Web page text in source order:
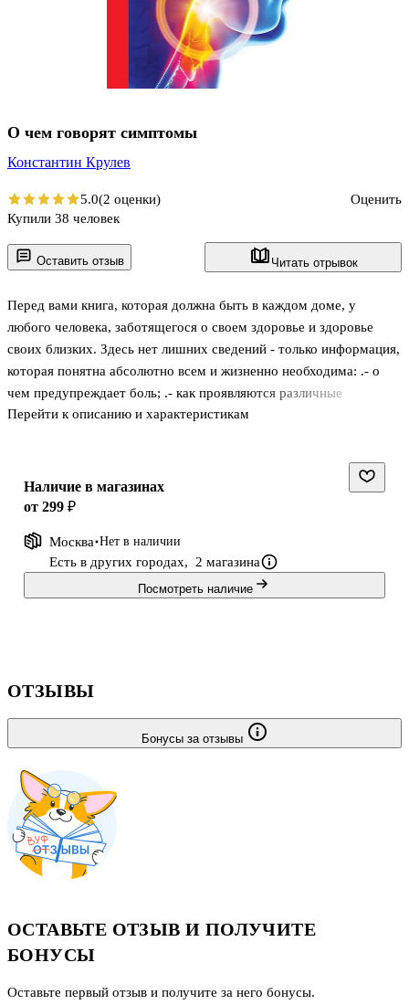
Оставить отзыв Читать отрывок
Перед вами книга, которая должна быть в каждом доме, у
любого человека, заботящегося о своем здоровье и здоровье
своих близких. Здесь нет лишних сведений - только информация,
которая понятна абсолютно всем и жизненно необходима: .- о
чем предупреждает боль; .- как проявляются различные
заболевания; .- что означает тот или иной симптом; .- когда
оказать первую помощь; .- какие препараты обязательно должны
быть в вашей аптечке. .Автор книги - Константин Александрович
работавший на "скорой". Его огромный практический опыт и
высоча
Перейти к описанию и характеристикам
О чем говорят симптомы
Константин Крулев
5.0(2 оценки)
Оценить
Купили 38 человек
Наличие в магазинах
от 299 ₽
Москва Нет в наличии
Есть в других городах, 2 магазина
Посмотреть наличие
ОТЗЫВЫ
Бонусы за отзывы
ОСТАВЬТЕ ОТЗЫВ И ПОЛУЧИТЕ
БОНУСЫ
Оставьте первый отзыв и получите за него бонусы.